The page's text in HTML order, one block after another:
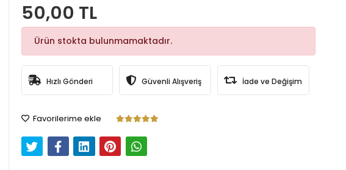
50,00 TL
Ürün stokta bulunmamaktadır.
Hızlı Gönderi Güvenli Alışveriş İade ve Değişim
Favorilerime ekle